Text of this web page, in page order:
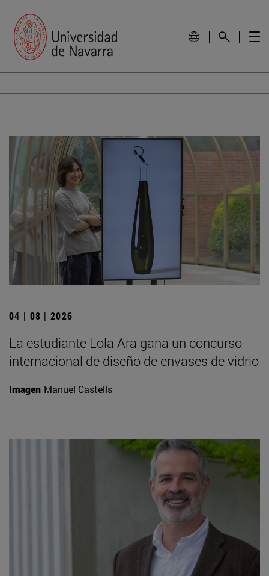
04 | 08 | 2026
La estudiante Lola Ara gana un concurso
internacional de diseño de envases de vidrio
Imagen Manuel Castells